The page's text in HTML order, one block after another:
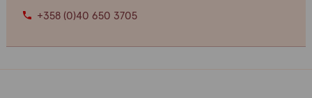
+358 (0)40 650 3705